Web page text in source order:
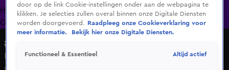
HomeUitzending Gemist Programma's De Bondgenoten
OranjezomerLivestreamsShop
#Opdracht
De hele buurt wordt bij elkaar geroepen voor
door op de link Cookie-instellingen onder aan de webpagina te
klikken. Je selecties zullen overal binnen onze Digitale Diensten
worden doorgevoerd.
Raadpleeg onze Cookieverklaring voor
meer informatie.
Bekijk hier onze Digitale Diensten.
Functioneel & Essentieel Altijd actief